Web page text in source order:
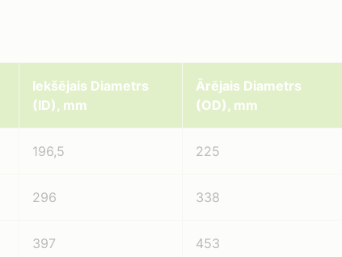
Iekšējais Diametrs
(ID), mm
Ārējais Diametrs
(OD), mm
196,5 225
296 338
397 453